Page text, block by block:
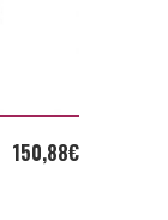
150,88€